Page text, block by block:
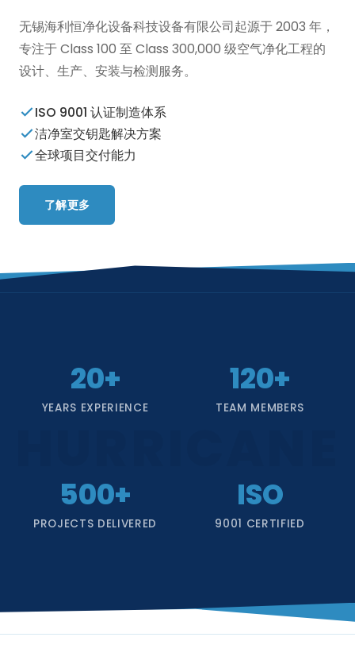
无锡海利恒净化设备科技设备有限公司起源于 2003 年，
专注于 Class 100 至 Class 300,000 级空气净化工程的
设计、生产、安装与检测服务。
ISO 9001 认证制造体系
洁净室交钥匙解决方案
全球项目交付能力
了解更多
20+
YEARS EXPERIENCE
120+
TEAM MEMBERS
500+
PROJECTS DELIVERED
ISO
9001 CERTIFIED